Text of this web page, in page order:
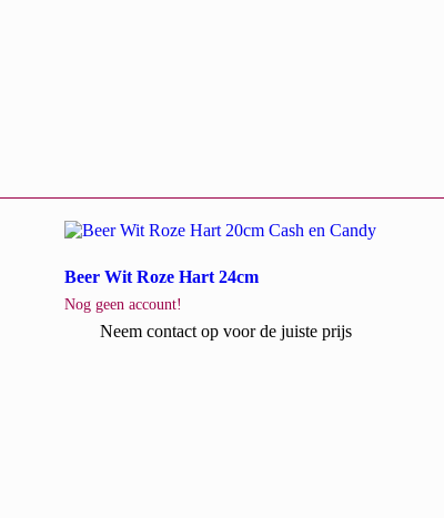
Beer Wit Roze Hart 24cm
Nog geen account!
Neem contact op voor de juiste prijs